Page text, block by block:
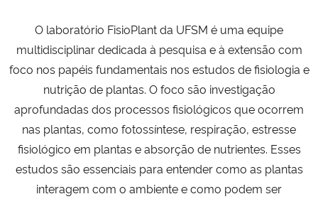
Ministério do Turismo
Ministério do Desenvolvimento Regional
Controladoria-Geral da União
Ministério da Mulher, da Família e dos Direitos Humanos
O laboratório FisioPlant da UFSM é uma equipe
multidisciplinar dedicada à pesquisa e à extensão com
foco nos papéis fundamentais nos estudos de fisiologia e
nutrição de plantas. O foco são investigação
aprofundadas dos processos fisiológicos que ocorrem
nas plantas, como fotossíntese, respiração, estresse
fisiológico em plantas e absorção de nutrientes. Esses
estudos são essenciais para entender como as plantas
interagem com o ambiente e como podem ser